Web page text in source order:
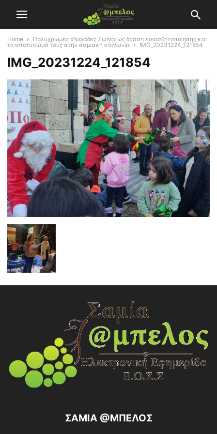
Home
Πολύχρωμες «Νιφάδες Ζωής» ως δράση ευαισθητοποίησης και
το αποτύπωμά τους στην σαμιακή κοινωνία
IMG_20231224_121854
IMG_20231224_121854
ΣΑΜΙΑ @ΜΠΕΛΟΣ